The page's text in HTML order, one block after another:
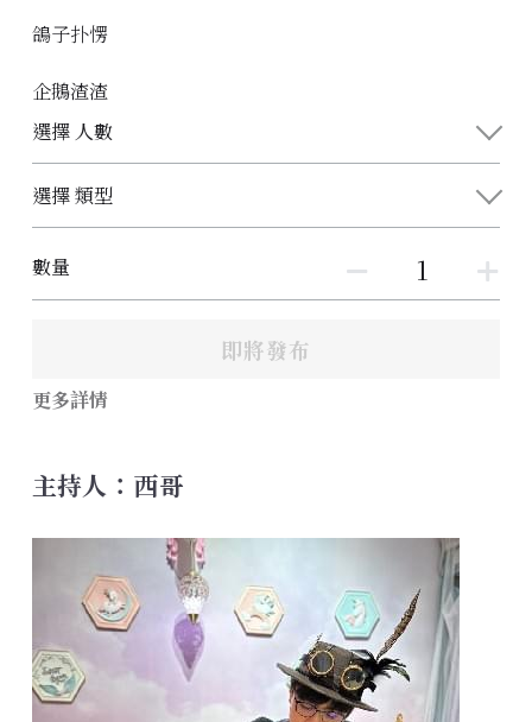
鴿子扑愣
企鵝渣渣
選擇 人數
選擇 類型
數量
即將發布
更多詳情
主持人：西哥